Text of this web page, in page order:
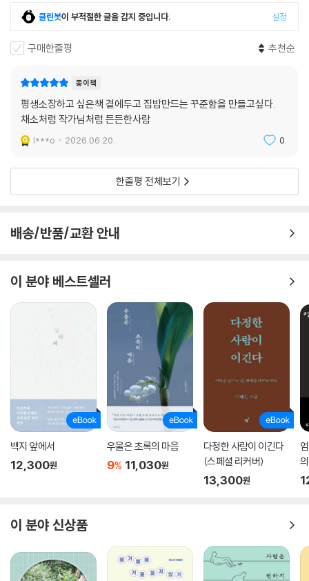
한 영양소를 균형 있게 섭취할 수 있는지 알려주고, 초보자가 어려워하는
질문들에 대해서도 현실적인 대안을 제시한다. 특정 재료나 도구가 없어
레시피를 따라 하다 좌절한 경험이 있다면, 기본 재료만으로도 빠르고 맛
있게 만들 수 있는 이 책의 레시피들은 ‘채소 집밥’의 든든한 출발점이 되어
레시피를 확인할 수 있도록 했다. 궁금한 요리가 있다면 바로 찾아 따라 해
보며, 나를 위한 소박한 한 끼를 완성해보면 좋겠다.
온갖 생명이 긴 잠에서 깨어나는 봄이다. 봄나물도, 마늘종도, 제철이 아니
앞을 물들이는 초록빛, 아삭한 식감과 혀 끝에 남는 풍성한 맛. 채소가 오감
으로 건네는 계절의 에너지를 따라가다 보면, 우리는 어느새 다시 일상의
클린봇이 부적절한 글을 감지 중입니다. 설정
구매한줄평 추천순
종이책
평생소장하고 싶은책 곁에두고 집밥만드는 꾸준함을 만들고싶다.
채소처럼 작가님처럼 든든한사람
l***o 2026.06.20. 0
한줄평 전체보기
배송/반품/교환 안내
이 분야 베스트셀러
백지 앞에서
12,300원
우울은 초록의 마음
9% 11,030원
다정한 사람이 이긴다
(스페셜 리커버)
13,300원
이 분야 신상품